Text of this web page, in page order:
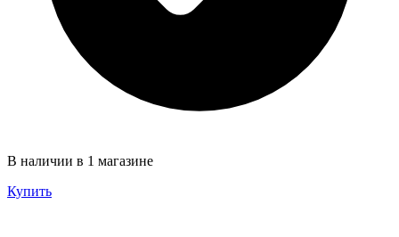
В наличии в 1 магазине
Купить